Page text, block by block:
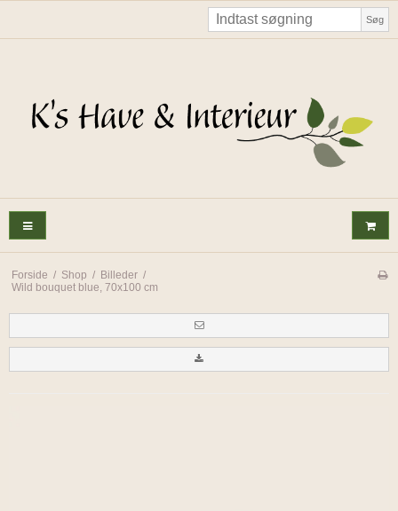
Søg
Forside / Shop / Billeder /
Wild bouquet blue, 70x100 cm